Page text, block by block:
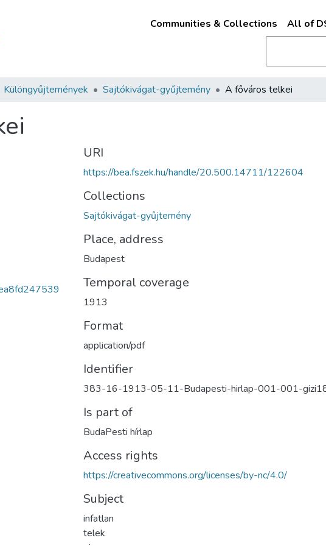
Communities & Collections All of
Különgyűjtemények Sajtókivágat-gyűjtemény A főváros telkei
URI
https://bea.fszek.hu/handle/20.500.14711/122604
Collections
Sajtókivágat-gyűjtemény
Place, address
Budapest
Temporal coverage
1913
Format
application/pdf
Identifier
383-16-1913-05-11-Budapesti-hirlap-001-001-
Is part of
BudaPesti hírlap
Access rights
https://creativecommons.org/licenses/by-nc/4.0/
Subject
infatlan
telek